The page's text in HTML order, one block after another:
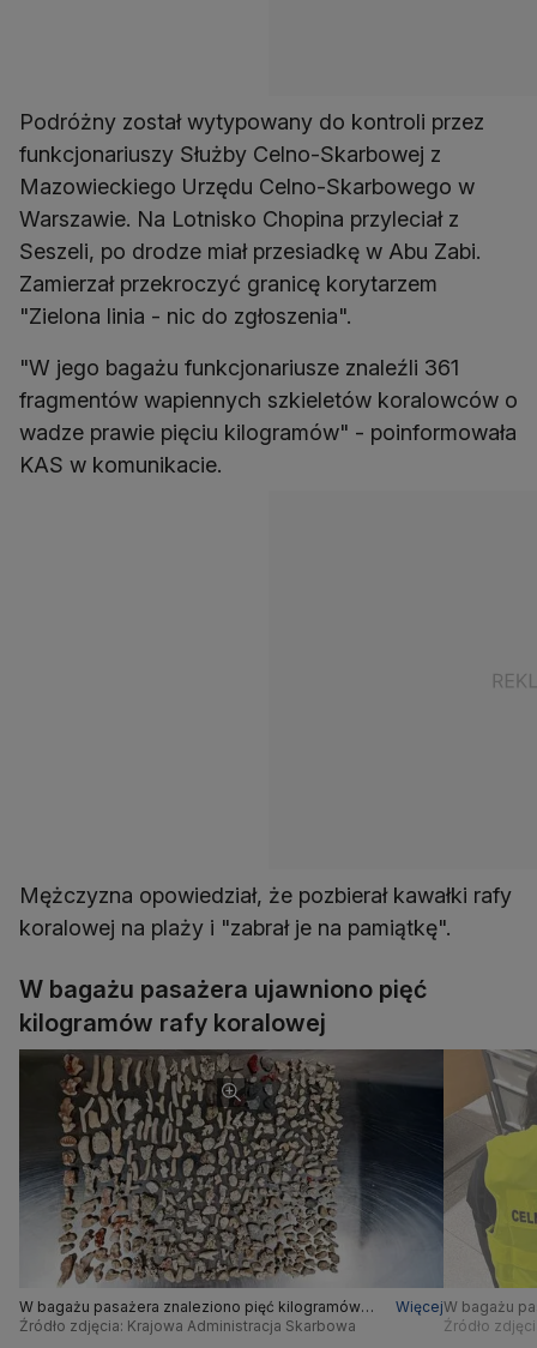
Podróżny został wytypowany do kontroli przez
funkcjonariuszy Służby Celno-Skarbowej z
Mazowieckiego Urzędu Celno-Skarbowego w
Warszawie. Na Lotnisko Chopina przyleciał z
Seszeli, po drodze miał przesiadkę w Abu Zabi.
Zamierzał przekroczyć granicę korytarzem
"Zielona linia - nic do zgłoszenia".
"W jego bagażu funkcjonariusze znaleźli 361
fragmentów wapiennych szkieletów koralowców o
wadze prawie pięciu kilogramów" - poinformowała
KAS w komunikacie.
Mężczyzna opowiedział, że pozbierał kawałki rafy
koralowej na plaży i "zabrał je na pamiątkę".
W bagażu pasażera ujawniono pięć
kilogramów rafy koralowej
W bagażu pasażera znaleziono pięć kilogramów
rafy koralowej
Więcej
Źródło zdjęcia: Krajowa Administracja Skarbowa
W bagażu
rafy
Źródło